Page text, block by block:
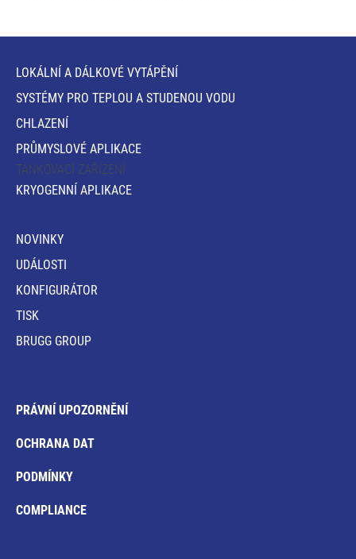
LOKÁLNÍ A DÁLKOVÉ VYTÁPĚNÍ
SYSTÉMY PRO TEPLOU A STUDENOU VODU
CHLAZENÍ
PRŮMYSLOVÉ APLIKACE
TANKOVACÍ ZAŘÍZENÍ
KRYOGENNÍ APLIKACE
NOVINKY
UDÁLOSTI
KONFIGURÁTOR
TISK
BRUGG GROUP
PRÁVNÍ UPOZORNĚNÍ
OCHRANA DAT
PODMÍNKY
COMPLIANCE